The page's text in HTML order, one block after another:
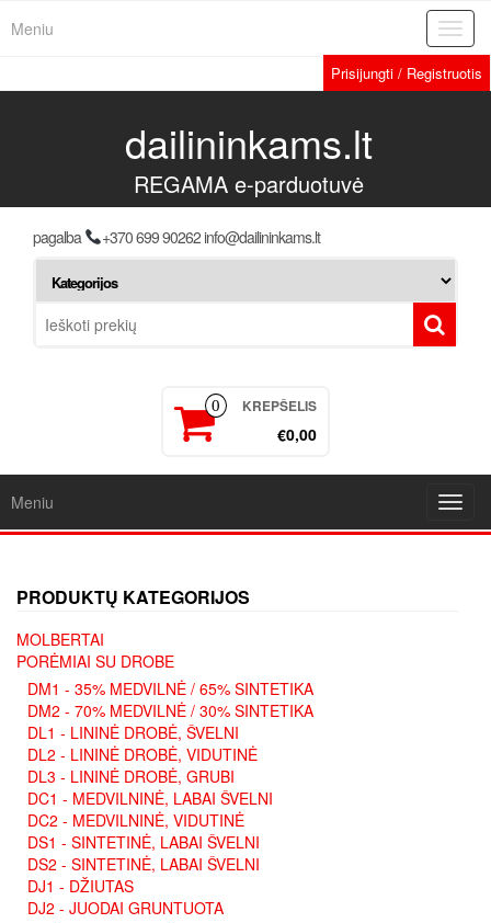
Meniu
Prisijungti / Registruotis
dailininkams.lt
REGAMA e-parduotuvė
pagalba +370 699 90262 info@dailininkams.lt
0 KREPŠELIS
€0,00
Meniu
PRODUKTŲ KATEGORIJOS
MOLBERTAI
PORĖMIAI SU DROBE
DM1 - 35% MEDVILNĖ / 65% SINTETIKA
DM2 - 70% MEDVILNĖ / 30% SINTETIKA
DL1 - LININĖ DROBĖ, ŠVELNI
DL2 - LININĖ DROBĖ, VIDUTINĖ
DL3 - LININĖ DROBĖ, GRUBI
DC1 - MEDVILNINĖ, LABAI ŠVELNI
DC2 - MEDVILNINĖ, VIDUTINĖ
DS1 - SINTETINĖ, LABAI ŠVELNI
DS2 - SINTETINĖ, LABAI ŠVELNI
DJ1 - DŽIUTAS
DJ2 - JUODAI GRUNTUOTA